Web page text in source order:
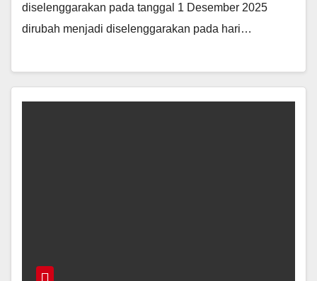
diselenggarakan pada tanggal 1 Desember 2025
dirubah menjadi diselenggarakan pada hari…